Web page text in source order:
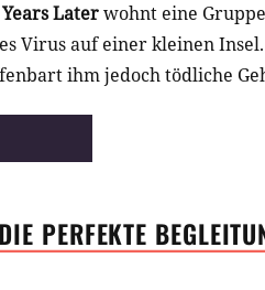
Laterwohnt eine
Virus auf einer kleinen
ihm jedoch tödliche
PERFEKTE